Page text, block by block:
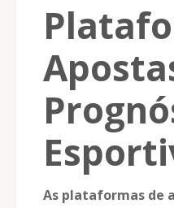
As plataformas de